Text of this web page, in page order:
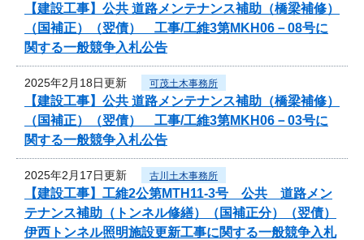
【建設工事】公共 道路メンテナンス補助（橋梁補修）
（国補正）（翌債） 工事/工維3第MKH06－08号に
関する一般競争入札公告
2025年2月18日更新 可茂土木事務所
【建設工事】公共 道路メンテナンス補助（橋梁補修）
（国補正）（翌債） 工事/工維3第MKH06－03号に
関する一般競争入札公告
2025年2月17日更新 古川土木事務所
【建設工事】工維2公第MTH11-3号 公共 道路メン
テナンス補助（トンネル修繕）（国補正分）（翌債）
伊西トンネル照明施設更新工事に関する一般競争入札